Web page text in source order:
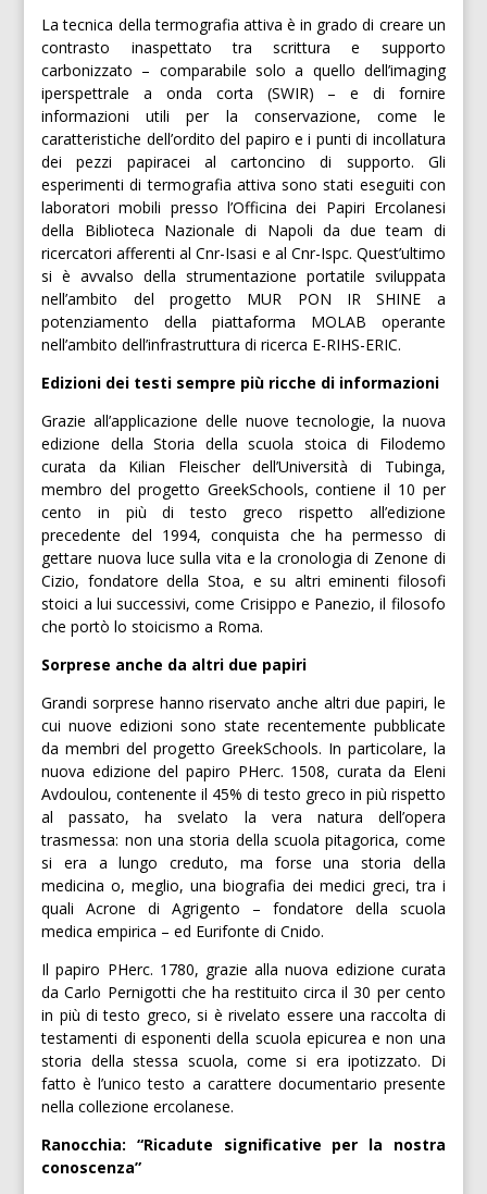
La tecnica della termografia attiva è in grado di creare un
contrasto inaspettato tra scrittura e supporto
carbonizzato – comparabile solo a quello dell’imaging
iperspettrale a onda corta (SWIR) – e di fornire
informazioni utili per la conservazione, come le
caratteristiche dell’ordito del papiro e i punti di incollatura
dei pezzi papiracei al cartoncino di supporto. Gli
esperimenti di termografia attiva sono stati eseguiti con
laboratori mobili presso l’Officina dei Papiri Ercolanesi
della Biblioteca Nazionale di Napoli da due team di
ricercatori afferenti al Cnr-Isasi e al Cnr-Ispc. Quest’ultimo
si è avvalso della strumentazione portatile sviluppata
nell’ambito del progetto MUR PON IR SHINE a
potenziamento della piattaforma MOLAB operante
nell’ambito dell’infrastruttura di ricerca E-RIHS-ERIC.
Edizioni dei testi sempre più ricche di informazioni
Grazie all’applicazione delle nuove tecnologie, la nuova
edizione della Storia della scuola stoica di Filodemo
curata da Kilian Fleischer dell’Università di Tubinga,
membro del progetto GreekSchools, contiene il 10 per
cento in più di testo greco rispetto all’edizione
precedente del 1994, conquista che ha permesso di
gettare nuova luce sulla vita e la cronologia di Zenone di
Cizio, fondatore della Stoa, e su altri eminenti filosofi
stoici a lui successivi, come Crisippo e Panezio, il filosofo
che portò lo stoicismo a Roma.
Sorprese anche da altri due papiri
Grandi sorprese hanno riservato anche altri due papiri, le
cui nuove edizioni sono state recentemente pubblicate
da membri del progetto GreekSchools. In particolare, la
nuova edizione del papiro PHerc. 1508, curata da Eleni
Avdoulou, contenente il 45% di testo greco in più rispetto
al passato, ha svelato la vera natura dell’opera
trasmessa: non una storia della scuola pitagorica, come
si era a lungo creduto, ma forse una storia della
medicina o, meglio, una biografia dei medici greci, tra i
quali Acrone di Agrigento – fondatore della scuola
medica empirica – ed Eurifonte di Cnido.
Il papiro PHerc. 1780, grazie alla nuova edizione curata
da Carlo Pernigotti che ha restituito circa il 30 per cento
in più di testo greco, si è rivelato essere una raccolta di
testamenti di esponenti della scuola epicurea e non una
storia della stessa scuola, come si era ipotizzato. Di
fatto è l’unico testo a carattere documentario presente
nella collezione ercolanese.
Ranocchia: “Ricadute significative per la nostra
conoscenza”